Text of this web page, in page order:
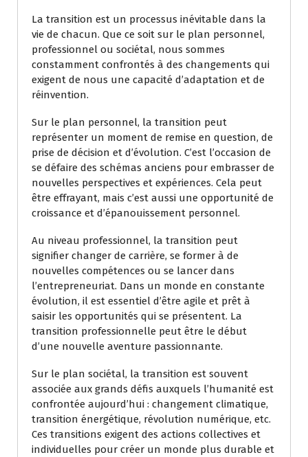
La transition est un processus inévitable dans la
vie de chacun. Que ce soit sur le plan personnel,
professionnel ou sociétal, nous sommes
constamment confrontés à des changements qui
exigent de nous une capacité d’adaptation et de
réinvention.
Sur le plan personnel, la transition peut
représenter un moment de remise en question, de
prise de décision et d’évolution. C’est l’occasion de
se défaire des schémas anciens pour embrasser de
nouvelles perspectives et expériences. Cela peut
être effrayant, mais c’est aussi une opportunité de
croissance et d’épanouissement personnel.
Au niveau professionnel, la transition peut
signifier changer de carrière, se former à de
nouvelles compétences ou se lancer dans
l’entrepreneuriat. Dans un monde en constante
évolution, il est essentiel d’être agile et prêt à
saisir les opportunités qui se présentent. La
transition professionnelle peut être le début
d’une nouvelle aventure passionnante.
Sur le plan sociétal, la transition est souvent
associée aux grands défis auxquels l’humanité est
confrontée aujourd’hui : changement climatique,
transition énergétique, révolution numérique, etc.
Ces transitions exigent des actions collectives et
individuelles pour créer un monde plus durable et